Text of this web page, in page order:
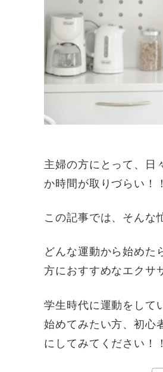
主婦の方にとって、日
か時間が取りづらい！
この記事では、そんな
どんな運動から始めた
方におすすめなエクサ
学生時代に運動をして
始めてみたい方、初心
にしてみてください！！